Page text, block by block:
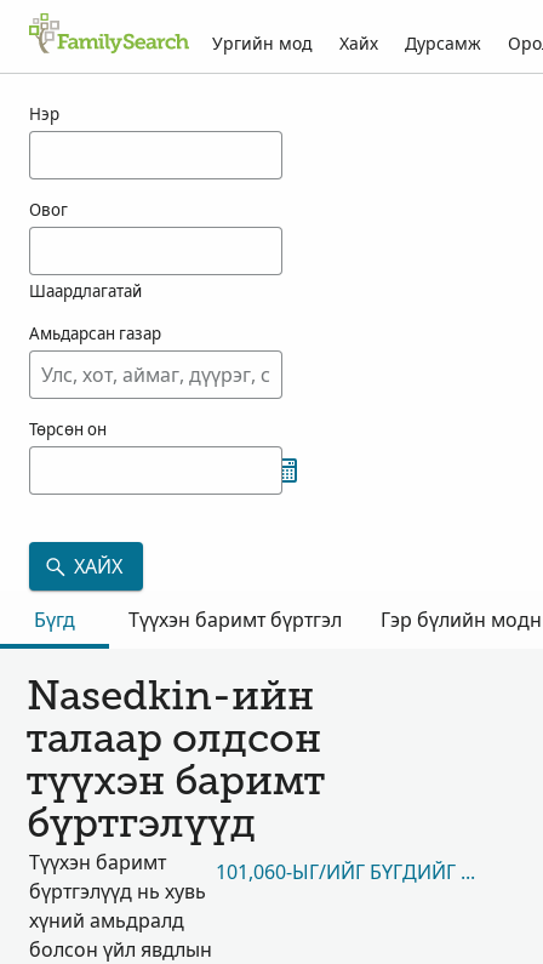
Ургийн мод Хайх Дурсамж
Нэр
Овог
Шаардлагатай
Амьдарсан газар
Төрсөн он
ХАЙХ
Бүгд
Түүхэн баримт бүртгэл Гэр бүлийн
Nasedkin-ийн
талаар олдсон
түүхэн баримт
бүртгэлүүд
Түүхэн баримт
бүртгэлүүд нь хувь
хүний амьдралд
болсон үйл явдлын
101,060-ЫГ/ИЙГ БҮГДИЙГ НЬ ҮЗЭХ